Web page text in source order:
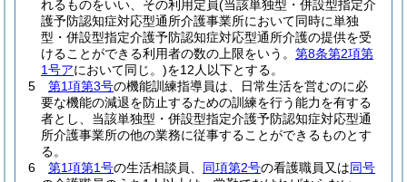
れるものをいい、その利用定員(当該単独型・併設型指定介
護予防認知症対応型通所介護事業所において同時に単独
型・併設型指定介護予防認知症対応型通所介護の提供を受
けることができる利用者の数の上限をいう。 第8条第2項第
1号アにおいて同じ。)を12人以下とする。
5
第1項第3号の機能訓練指導員は、日常生活を営むのに必
要な機能の減退を防止するための訓練を行う能力を有する
者とし、当該単独型・併設型指定介護予防認知症対応型通
所介護事業所の他の業務に従事することができるものとす
る。
6
第1項第1号の生活相談員、 同項第2号の看護職員又は同号